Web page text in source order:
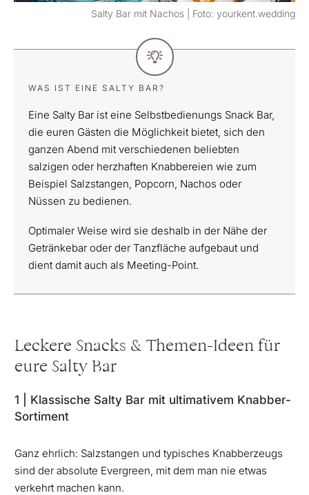
Salty Bar mit Nachos | Foto: yourkent.wedding
WAS IST EINE SALTY BAR?
Eine Salty Bar ist eine Selbstbedienungs Snack Bar,
die euren Gästen die Möglichkeit bietet, sich den
ganzen Abend mit verschiedenen beliebten
salzigen oder herzhaften Knabbereien wie zum
Beispiel Salzstangen, Popcorn, Nachos oder
Nüssen zu bedienen.
Optimaler Weise wird sie deshalb in der Nähe der
Getränkebar oder der Tanzfläche aufgebaut und
dient damit auch als Meeting-Point.
Leckere Snacks & Themen-Ideen für
eure Salty Bar
1 | Klassische Salty Bar mit ultimativem Knabber-
Sortiment
Ganz ehrlich: Salzstangen und typisches Knabberzeugs
sind der absolute Evergreen, mit dem man nie etwas
verkehrt machen kann.